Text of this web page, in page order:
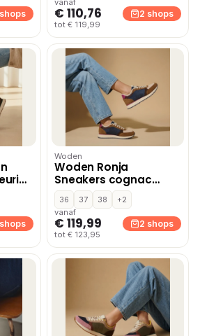
vanaf
€ 110,76
tot € 119,99
2 shops
Woden
Woden Ronja
Sneakers cognac
Suede
36 37 38
+2
vanaf
€ 119,99
tot € 123,95
2 shops